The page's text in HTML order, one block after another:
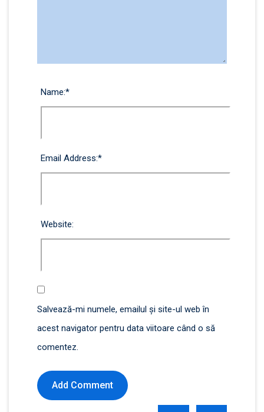
Name:*
Email Address:*
Website:
Salvează-mi numele, emailul și site-ul web în
acest navigator pentru data viitoare când o să
comentez.